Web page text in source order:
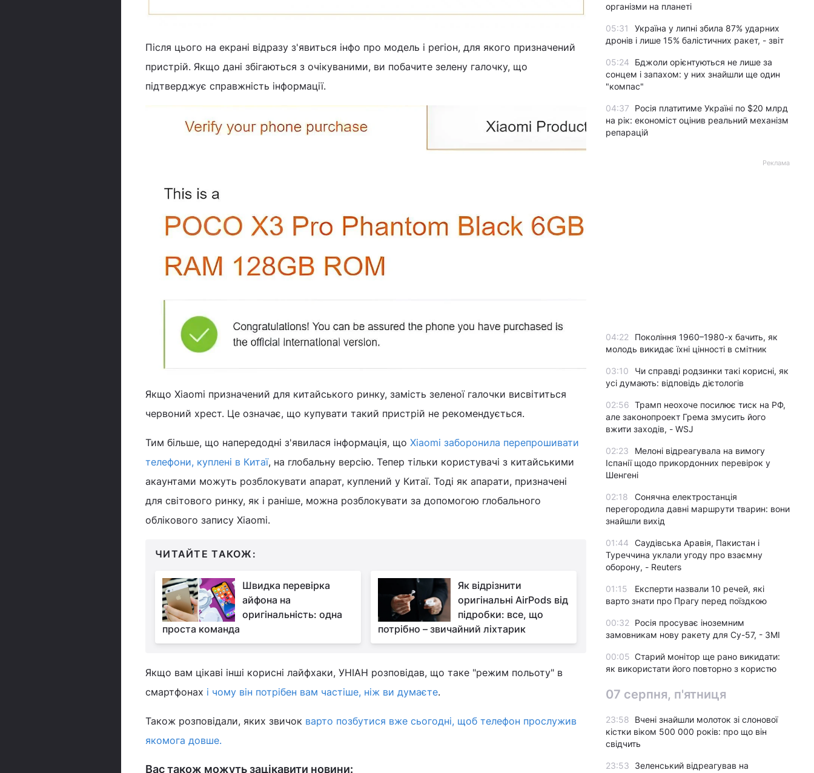
Після цього на екрані відразу з'явиться інфо про модель і регіон, для якого призначений
пристрій. Якщо дані збігаються з очікуваними, ви побачите зелену галочку, що
підтверджує справжність інформації.
Якщо Xiaomi призначений для китайського ринку, замість зеленої галочки висвітиться
червоний хрест. Це означає, що купувати такий пристрій не рекомендується.
Тим більше, що напередодні з'явилася інформація, що Xiaomi заборонила перепрошивати
телефони, куплені в Китаї, на глобальну версію. Тепер тільки користувачі з китайськими
акаунтами можуть розблокувати апарат, куплений у Китаї. Тоді як апарати, призначені
для світового ринку, як і раніше, можна розблокувати за допомогою глобального
облікового запису Xiaomi.
ЧИТАЙТЕ ТАКОЖ:
Швидка перевірка
айфона на
оригінальність: одна
проста команда
Як відрізнити
оригінальні AirPods від
підробки: все, що
потрібно – звичайний ліхтарик
Якщо вам цікаві інші корисні лайфхаки, УНІАН розповідав, що таке "режим польоту" в
смартфонах і чому він потрібен вам частіше, ніж ви думаєте.
Також розповідали, яких звичок варто позбутися вже сьогодні, щоб телефон прослужив
якомога довше.
Вас також можуть зацікавити новини:
організми на планеті
05:31
Україна у липні збила 87% ударних
дронів і лише 15% балістичних ракет, - звіт
05:24
Бджоли орієнтуються не лише за
сонцем і запахом: у них знайшли ще один
"компас"
04:37
Росія платитиме Україні по $20 млрд
на рік: економіст оцінив реальний механізм
репарацій
Реклама
04:22
Покоління 1960–1980-х бачить, як
молодь викидає їхні цінності в смітник
03:10
Чи справді родзинки такі корисні, як
усі думають: відповідь дієтологів
02:56 Трамп неохоче посилює тиск на РФ,
але законопроект Грема змусить його
вжити заходів, - WSJ
02:23
Мелоні відреагувала на вимогу
Іспанії щодо прикордонних перевірок у
Шенгені
02:18
Сонячна електростанція
перегородила давні маршрути тварин: вони
знайшли вихід
01:44
Саудівська Аравія, Пакистан і
Туреччина уклали угоду про взаємну
оборону, - Reuters
01:15
Експерти назвали 10 речей, які
варто знати про Прагу перед поїздкою
00:32
Росія просуває іноземним
замовникам нову ракету для Су-57, - ЗМІ
00:05 Старий монітор ще рано викидати:
як використати його повторно з користю
07 серпня, п'ятниця
23:58
Вчені знайшли молоток зі слонової
кістки віком 500 000 років: про що він
свідчить
23:53
Зеленський відреагував на